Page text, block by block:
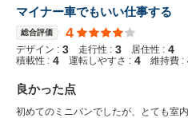
マイナー車でもいい仕事する
総合評価 4
デザイン : 3 走行性 : 3 居住性 : 4
積載性 : 4 運転しやすさ : 4 維持費 :
良かった点
初めてのミニバンでしたが、とても室